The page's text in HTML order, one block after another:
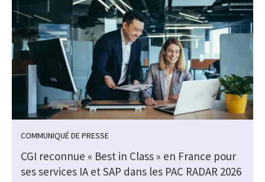
COMMUNIQUÉ DE PRESSE
CGI reconnue « Best in Class » en France pour
ses services IA et SAP dans les PAC RADAR 2026